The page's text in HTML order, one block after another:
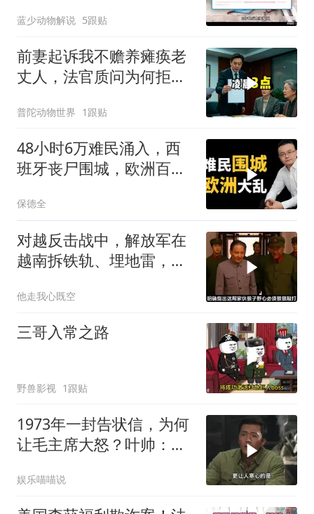
蓝少动物解说 5跟贴
前妻起诉我不赡养瘫痪老
丈人，法官质问为何拒不
普陀动物世界 1跟贴
48小时6万难民涌入，西
班牙丧尸围城，欧洲百年
保德全
对越反击战中，解放军在
越南拆铁轨、埋地雷，是
他走我心既空
三哥入常之路
野兽影视 1跟贴
1973年一封告状信，为何
让毛主席大怒？叶帅：杀
娱乐喵喵说